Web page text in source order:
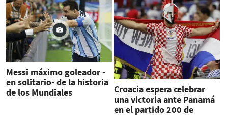
Messi máximo goleador -
en solitario- de la historia
de los Mundiales
Croacia espera celebrar
una victoria ante Panamá
en el partido 200 de